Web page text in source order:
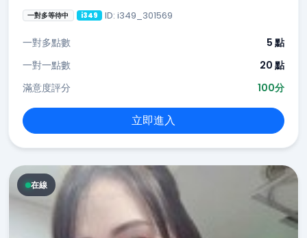
一對多等待中 i349 ID: i349_301569
一對多點數
5 點
一對一點數
20 點
滿意度評分
100分
立即進入
在線